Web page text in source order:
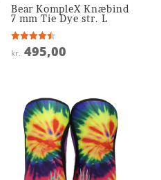
Bear KompleX Knæbind
7 mm Tie Dye str. L
Vurderet
4.5
kr. 495,00